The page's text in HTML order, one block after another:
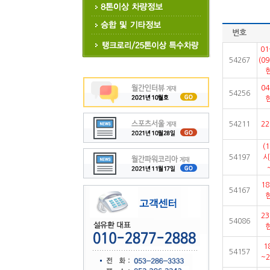
번호
54267
54256
54211
54197
54167
54086
54157